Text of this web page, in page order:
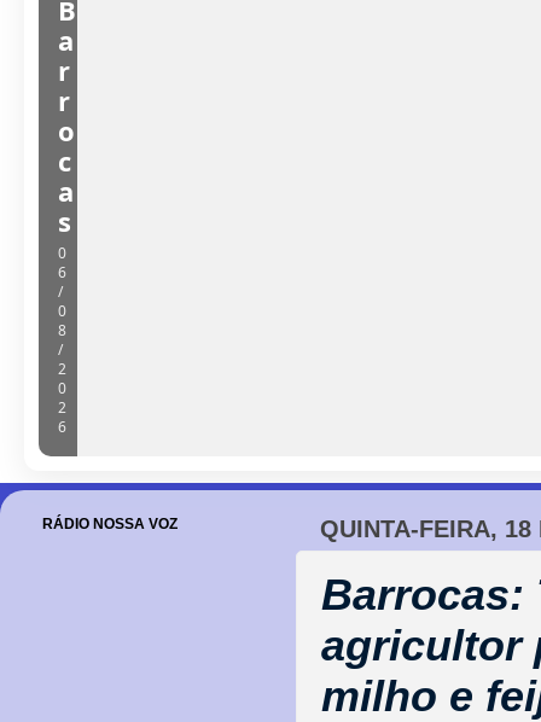
“Obra parada, ninguém
escola no Alto da Porteira em
06/08/2026
QUINTA-FEIRA, 18
Barrocas:
agricultor
milho e
RÁDIO NOSSA VOZ